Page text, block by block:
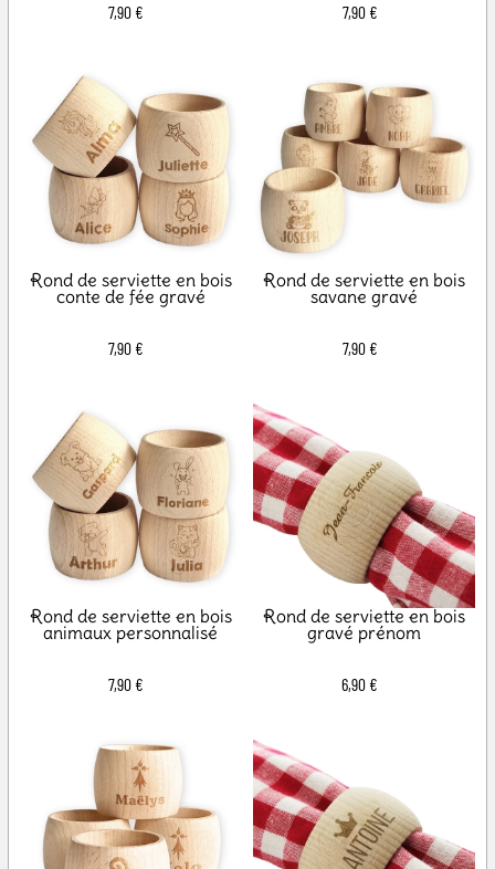
7,90 € 7,90 €
Rond de serviette en bois
conte de fée gravé
7,90 €
Rond de serviette en bois
savane gravé
7,90 €
Rond de serviette en bois
animaux personnalisé
7,90 €
Rond de serviette en bois
gravé prénom
6,90 €